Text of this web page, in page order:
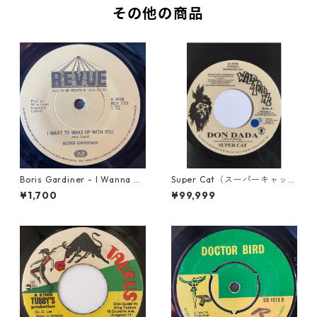
その他の商品
Boris Gardiner - I Wanna W
ake Up With You【7-2192
4】
¥1,700
Super Cat（スーパーキャッ
ト） - Don Dada【7inch】
¥99,999